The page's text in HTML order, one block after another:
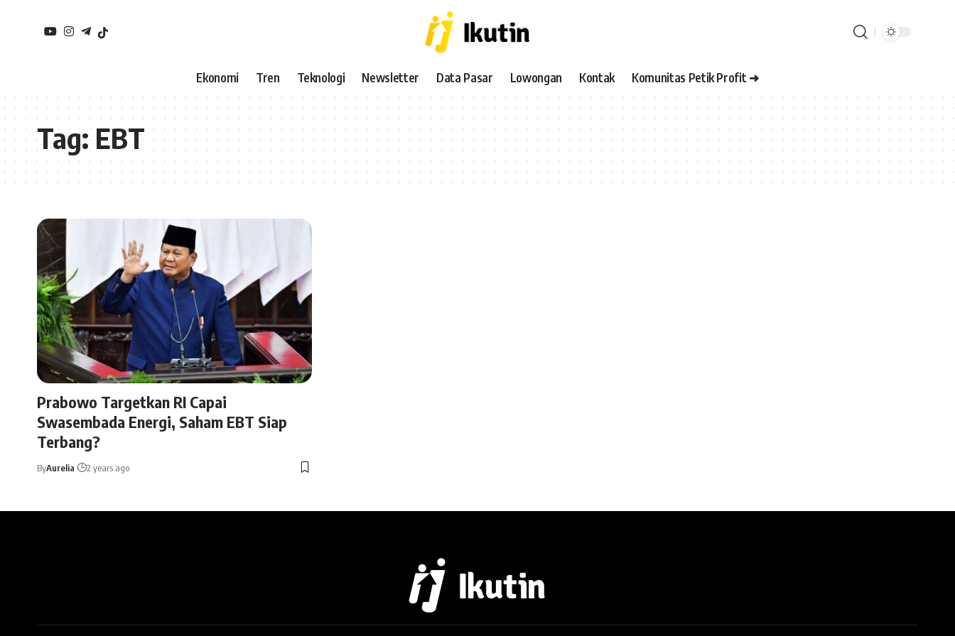
Ekonomi Tren Teknologi Newsletter Data Pasar Lowongan Kontak Komunitas Petik Profit ➜
Tag:EBT
Prabowo Targetkan RI Capai
Swasembada Energi, Saham EBT Siap
Terbang?
ByAurelia 2 years ago